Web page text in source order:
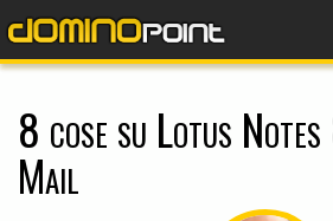
8 cose su Lotus
Mail